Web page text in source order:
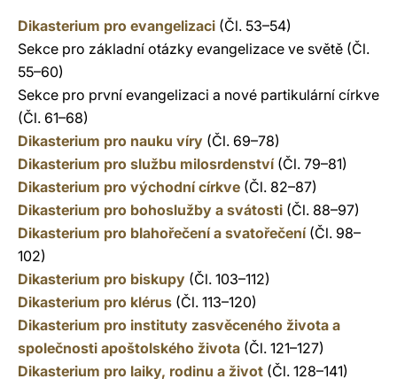
Dikasterium pro evangelizaci (Čl. 53–54)
Sekce pro základní otázky evangelizace ve světě (Čl.
55–60)
Sekce pro první evangelizaci a nové partikulární církve
(Čl. 61–68)
Dikasterium pro nauku víry (Čl. 69–78)
Dikasterium pro službu milosrdenství(Čl. 79–81)
Dikasterium pro východní církve (Čl. 82–87)
Dikasterium pro bohoslužby a svátosti (Čl. 88–97)
Dikasterium pro blahořečení a svatořečení(Čl. 98–
102)
Dikasterium pro biskupy (Čl. 103–112)
Dikasterium pro klérus (Čl. 113–120)
Dikasterium pro instituty zasvěceného života a
společnosti apoštolského života (Čl. 121–127)
Dikasterium pro laiky, rodinu a život (Čl. 128–141)